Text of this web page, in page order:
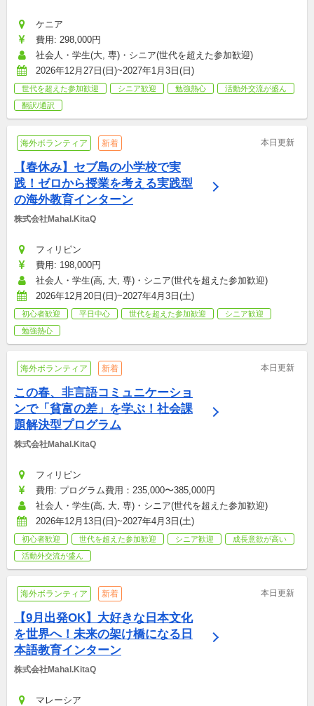
ケニア
費用: 298,000円
社会人・学生(大, 専)・シニア(世代を超えた参加歓迎)
2026年12月27日(日)~2027年1月3日(日)
世代を超えた参加歓迎 シニア歓迎 勉強熱心
活動外交流が盛ん
翻訳/通訳
海外ボランティア 新着 本日更新
【春休み】セブ島の小学校で実
践！ゼロから授業を考える実践型
の海外教育インターン
株式会社Mahal.KitaQ
フィリピン
費用: 198,000円
社会人・学生(高, 大, 専)・シニア(世代を超えた参加歓迎)
2026年12月20日(日)~2027年4月3日(土)
初心者歓迎 平日中心 世代を超えた参加歓迎
シニア歓迎
勉強熱心
海外ボランティア 新着 本日更新
この春、非言語コミュニケーショ
ンで「貧富の差」を学ぶ！社会課
題解決型プログラム
株式会社Mahal.KitaQ
フィリピン
費用: プログラム費用：235,000〜385,000円
社会人・学生(高, 大, 専)・シニア(世代を超えた参加歓迎)
2026年12月13日(日)~2027年4月3日(土)
初心者歓迎 世代を超えた参加歓迎 シニア歓迎
成長意欲が高い
活動外交流が盛ん
海外ボランティア 新着 本日更新
【9月出発OK】大好きな日本文化
を世界へ！未来の架け橋になる日
本語教育インターン
株式会社Mahal.KitaQ
マレーシア